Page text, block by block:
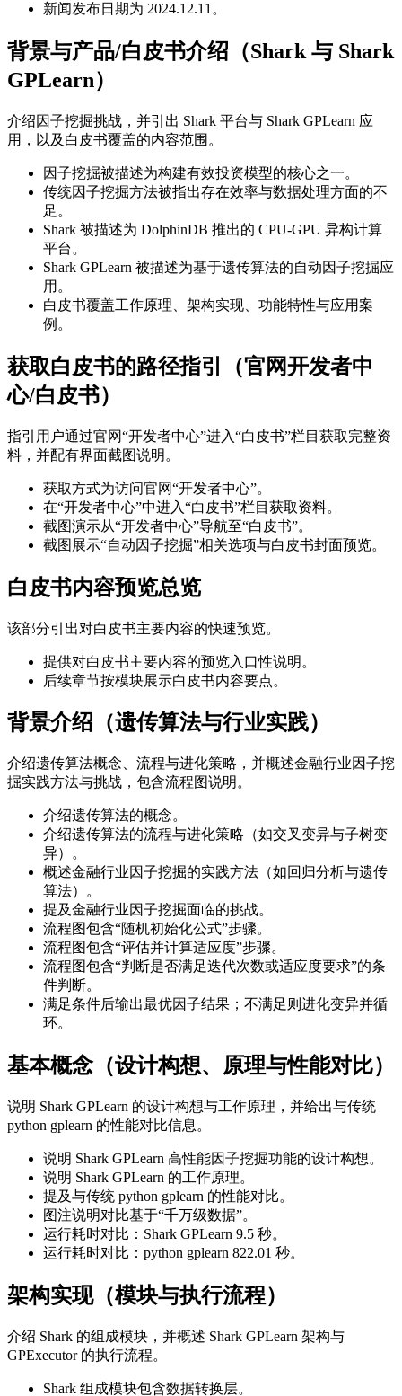
新闻发布日期为 2024.12.11。
背景与产品/白皮书介绍（Shark 与 Shark
GPLearn）
介绍因子挖掘挑战，并引出 Shark 平台与 Shark GPLearn 应
用，以及白皮书覆盖的内容范围。
因子挖掘被描述为构建有效投资模型的核心之一。
传统因子挖掘方法被指出存在效率与数据处理方面的不
足。
Shark 被描述为 DolphinDB 推出的 CPU-GPU 异构计算
平台。
Shark GPLearn 被描述为基于遗传算法的自动因子挖掘应
用。
白皮书覆盖工作原理、架构实现、功能特性与应用案
例。
获取白皮书的路径指引（官网开发者中
心/白皮书）
指引用户通过官网“开发者中心”进入“白皮书”栏目获取完整资
料，并配有界面截图说明。
获取方式为访问官网“开发者中心”。
在“开发者中心”中进入“白皮书”栏目获取资料。
截图演示从“开发者中心”导航至“白皮书”。
截图展示“自动因子挖掘”相关选项与白皮书封面预览。
白皮书内容预览总览
该部分引出对白皮书主要内容的快速预览。
提供对白皮书主要内容的预览入口性说明。
后续章节按模块展示白皮书内容要点。
背景介绍（遗传算法与行业实践）
介绍遗传算法概念、流程与进化策略，并概述金融行业因子挖
掘实践方法与挑战，包含流程图说明。
介绍遗传算法的概念。
介绍遗传算法的流程与进化策略（如交叉变异与子树变
异）。
概述金融行业因子挖掘的实践方法（如回归分析与遗传
算法）。
提及金融行业因子挖掘面临的挑战。
流程图包含“随机初始化公式”步骤。
流程图包含“评估并计算适应度”步骤。
流程图包含“判断是否满足迭代次数或适应度要求”的条
件判断。
满足条件后输出最优因子结果；不满足则进化变异并循
环。
基本概念（设计构想、原理与性能对比）
说明 Shark GPLearn 的设计构想与工作原理，并给出与传统
python gplearn 的性能对比信息。
说明 Shark GPLearn 高性能因子挖掘功能的设计构想。
说明 Shark GPLearn 的工作原理。
提及与传统 python gplearn 的性能对比。
图注说明对比基于“千万级数据”。
运行耗时对比：Shark GPLearn 9.5 秒。
运行耗时对比：python gplearn 822.01 秒。
架构实现（模块与执行流程）
介绍 Shark 的组成模块，并概述 Shark GPLearn 架构与
GPExecutor 的执行流程。
Shark 组成模块包含数据转换层。